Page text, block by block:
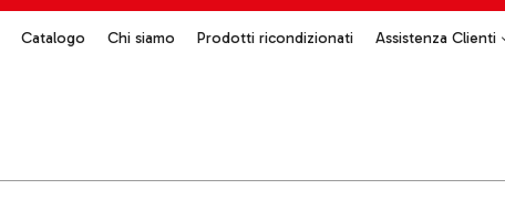
Catalogo Chi siamo Prodotti ricondizionati Assistenza Clienti